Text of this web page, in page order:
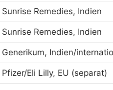
Sunrise Remedies, Indien
Sunrise Remedies, Indien
Generikum, Indien/
Pfizer/Eli Lilly, EU (separat)